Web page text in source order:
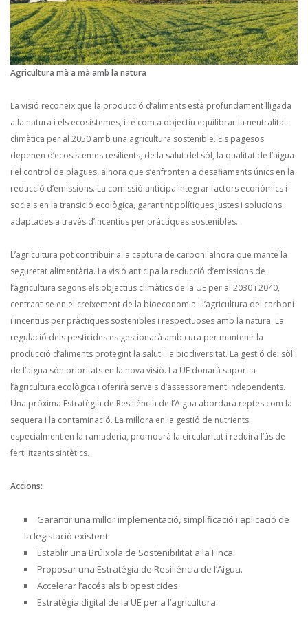
Agricultura mà a mà amb la natura
La visió reconeix que la producció d’aliments està profundament lligada
a la natura i els ecosistemes, i té com a objectiu equilibrar la neutralitat
climàtica per al 2050 amb una agricultura sostenible. Els pagesos
depenen d’ecosistemes resilients, de la salut del sòl, la qualitat de l’aigua
i el control de plagues, alhora que s’enfronten a desafiaments únics en la
reducció d’emissions. La comissió anticipa integrar factors econòmics i
socials en la transició ecològica, garantint polítiques justes i solucions
adaptades a través d’incentius per pràctiques sostenibles.
L’agricultura pot contribuir a la captura de carboni alhora que manté la
seguretat alimentària. La visió anticipa la reducció d’emissions de
l’agricultura segons els objectius climàtics de la UE per al 2030 i 2040,
centrant-se en el creixement de la bioeconomia i l’agricultura del carboni
i incentius per pràctiques sostenibles i respectuoses amb la natura. La
regulació dels pesticides es gestionarà amb cura per mantenir la
producció d’aliments protegint la salut i la biodiversitat. La gestió del sòl i
de l’aigua són prioritats en la nova visió. La UE donarà suport a
l’agricultura ecològica i oferirà serveis d’assessorament independents.
Una pròxima Estratègia de Resiliència de l’Aigua abordarà reptes com la
sequera i la contaminació. La millora en la gestió de nutrients,
especialment en la ramaderia, promourà la circularitat i reduirà l’ús de
fertilitzants sintètics.
Accions:
Garantir una millor implementació, simplificació i aplicació de
la legislació existent.
Establir una Brúixola de Sostenibilitat a la Finca.
Proposar una Estratègia de Resiliència de l’Aigua.
Accelerar l’accés als biopesticides.
Estratègia digital de la UE per a l’agricultura.